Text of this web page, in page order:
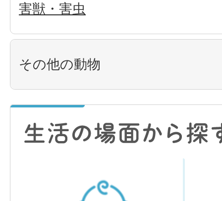
害獣・害虫
その他の動物